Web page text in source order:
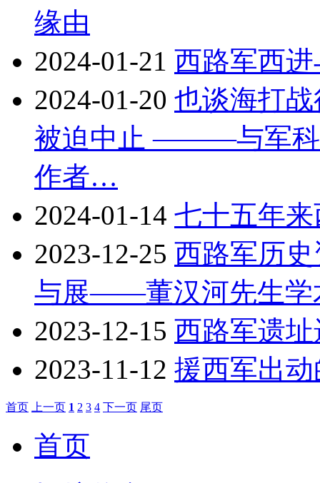
缘由
2024-01-21 西路军西
2024-01-20 也谈海打
被迫中止 ———与军科
作者…
2024-01-14 七十五年
2023-12-25 西路军历
与展——董汉河先生学
2023-12-15 西路军遗
2023-11-12 援西军出
首页 上一页 1 2 3 4 下一页 尾页
首页